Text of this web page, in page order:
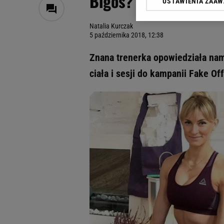
Natalia Kurczak
5 października 2018, 12:38
Znana trenerka opowiedziała
ciała i sesji do kampanii Fake
Klikając „Akceptuję”
odnośnik „Ustawienia
My, nasi Zaufani
Użycie dokładnych
Przechowywanie
badnie odbiorców i